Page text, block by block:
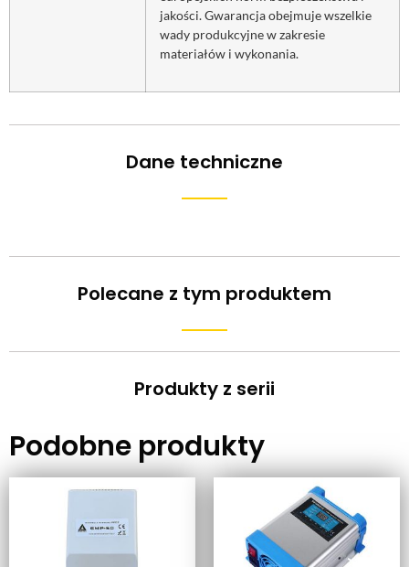
jakości. Gwarancja obejmuje wszelkie
wady produkcyjne w zakresie
materiałów i wykonania.
Dane techniczne
Polecane z tym produktem
Produkty z serii
Podobne produkty